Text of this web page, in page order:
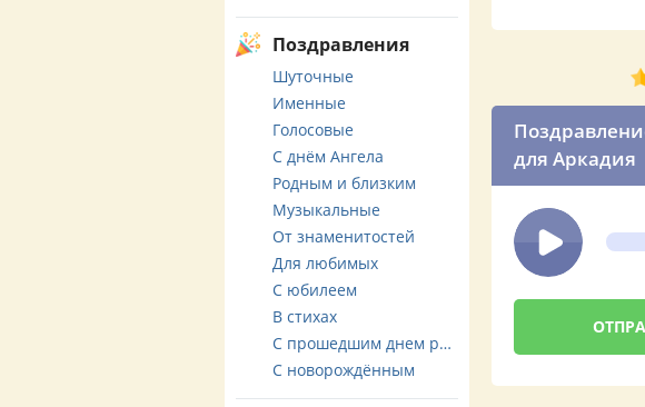
для Аркадия
Поздравления
Шуточные
Именные
Голосовые
С днём Ангела
Родным и близким
Музыкальные
От знаменитостей
Для любимых
С юбилеем
В стихах
С прошедшим днем рождения
С новорождённым